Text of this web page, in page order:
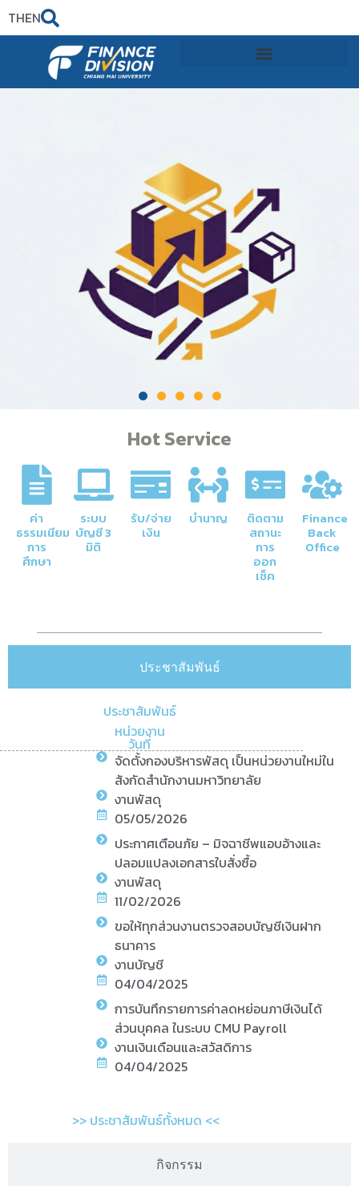
THEN
Hot Service
ค่า
ธรรมเนียม
การ
ศึกษา
ระบบ
บัญชี 3
มิติ
รับ/จ่าย
เงิน
บำนาญ ติดตาม
สถานะ
การ
ออก
เช็ค
Finance
Back
Office
ประชาสัมพันธ์
กิจกรรม
ประชาสัมพันธ์
หน่วยงาน
วันที่
จัดตั้งกองบริหารพัสดุ เป็นหน่วยงานใหม่ใน
สังกัดสำนักงานมหาวิทยาลัย
งานพัสดุ
05/05/2026
ประกาศเตือนภัย – มิจฉาชีพแอบอ้างและ
ปลอมแปลงเอกสารใบสั่งซื้อ
งานพัสดุ
11/02/2026
ขอให้ทุกส่วนงานตรวจสอบบัญชีเงินฝาก
ธนาคาร
งานบัญชี
04/04/2025
การบันทึกรายการค่าลดหย่อนภาษีเงินได้
ส่วนบุคคล ในระบบ CMU Payroll
งานเงินเดือนและสวัสดิการ
04/04/2025
>> ประชาสัมพันธ์ทั้งหมด <<